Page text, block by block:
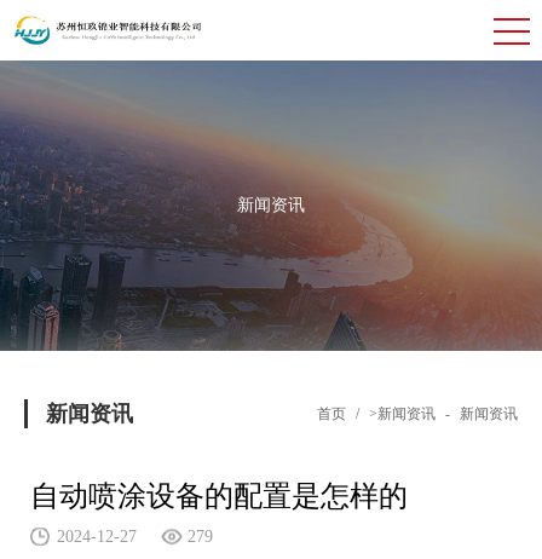
新闻资讯
新闻资讯 首页 / >新闻资讯 - 新闻资讯
自动喷涂设备的配置是怎样的
2024-12-27 279